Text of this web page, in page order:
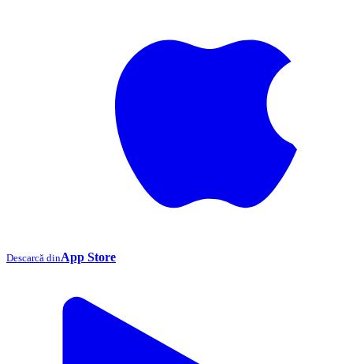
Descarcă dinApp Store